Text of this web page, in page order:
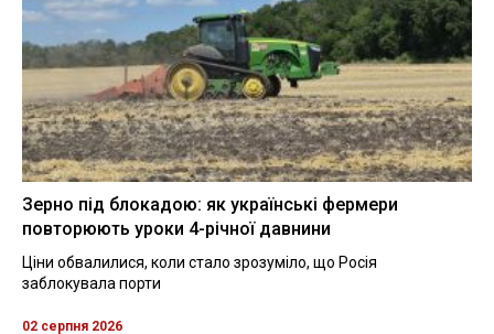
Зерно під блокадою: як українські фермери
повторюють уроки 4-річної давнини
Ціни обвалилися, коли стало зрозуміло, що Росія
заблокувала порти
02 серпня 2026